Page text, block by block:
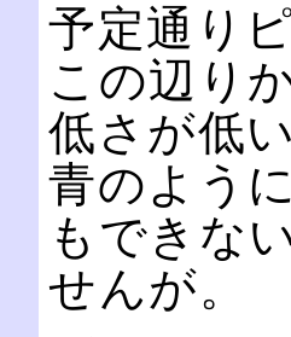
予定通り
この辺り
低さが低
青のよう
もできな
せんが。